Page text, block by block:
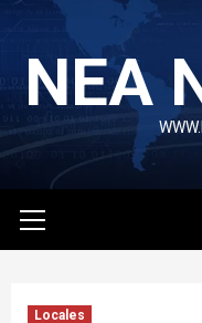
content
NEA
Menu
Locales